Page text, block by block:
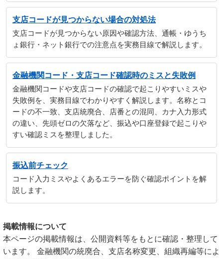
支店コードが見つからない場合の対処法
支店コードが見つからない原因や確認方法、通帳・ゆうち
ょ銀行・ネット銀行での注意点を実務目線で解説します。
金融機関コード・支店コード確認時のミスと失敗例
金融機関コードや支店コードの確認で起こりやすいミスや
失敗例を、実務目線でわかりやすく解説します。名称とコ
ードの不一致、支店統廃合、店番との混同、カナ入力形式
の違い、先頭ゼロの欠落など、振込や口座登録で起こりや
すい確認ミスを整理しました。
振込前チェック
コード入力ミスやよくあるエラーを防ぐ確認ポイントを解
説します。
掲載情報について
本ページの掲載情報は、公開資料等をもとに確認・整理して
います。 金融機関の統廃合、支店名称変更、組織再編等によ